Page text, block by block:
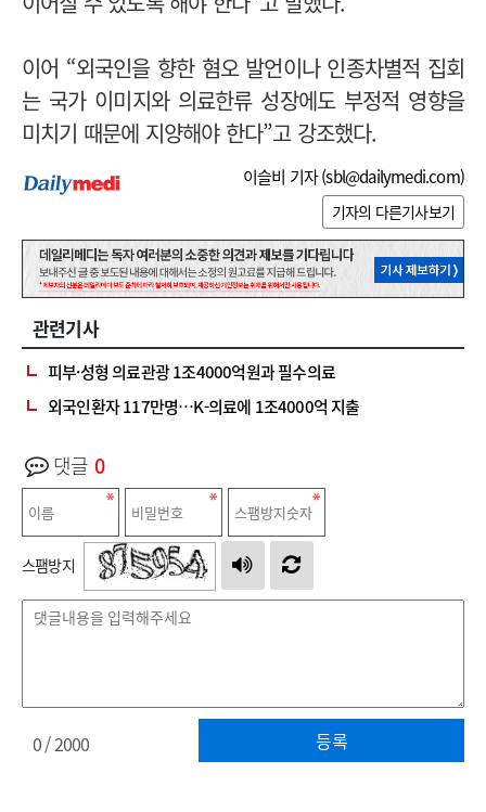
이어 “외국인을 향한 혐오 발언이나 인종차별적 집회
는 국가 이미지와 의료한류 성장에도 부정적 영향을
미치기 때문에 지양해야 한다”고 강조했다.
이슬비 기자 (sbl@dailymedi.com)
기자의 다른기사보기
관련기사
피부·성형 의료관광 1조4000억원과 필수의료
외국인환자 117만명…K-의료에 1조4000억 지출
댓글 0
스팸방지
등록
0/ 2000